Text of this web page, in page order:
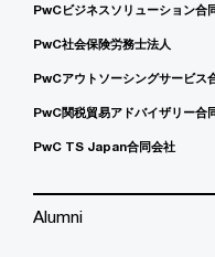
PwCビジネスソリューション合
PwC社会保険労務士法人
PwCアウトソーシングサービス
PwC関税貿易アドバイザリー合
PwC TS Japan合同会社
Alumni